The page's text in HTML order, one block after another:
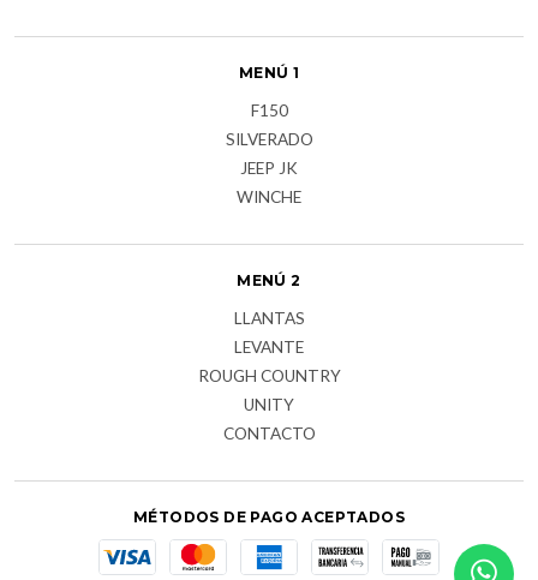
MENÚ 1
F150
SILVERADO
JEEP JK
WINCHE
MENÚ 2
LLANTAS
LEVANTE
ROUGH COUNTRY
UNITY
CONTACTO
MÉTODOS DE PAGO ACEPTADOS